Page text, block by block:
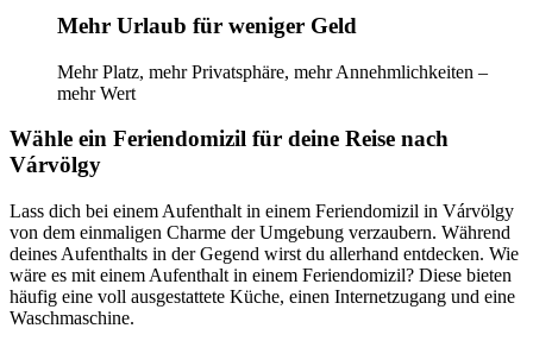
Mehr Urlaub für weniger Geld
Mehr Platz, mehr Privatsphäre, mehr Annehmlichkeiten –
mehr Wert
Wähle ein Feriendomizil für deine Reise nach
Várvölgy
Lass dich bei einem Aufenthalt in einem Feriendomizil in Várvölgy
von dem einmaligen Charme der Umgebung verzaubern. Während
deines Aufenthalts in der Gegend wirst du allerhand entdecken. Wie
wäre es mit einem Aufenthalt in einem Feriendomizil? Diese bieten
häufig eine voll ausgestattete Küche, einen Internetzugang und eine
Waschmaschine.